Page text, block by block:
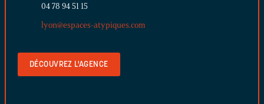
04 78 94 51 15
lyon@espaces-atypiques.com
DÉCOUVREZ L'AGENCE